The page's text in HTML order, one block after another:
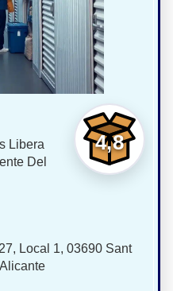
4,8
Libera
Del
Local 1, 03690 Sant